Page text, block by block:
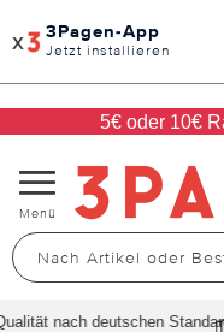
x 3Pagen-App
Jetzt installieren
5€ oder 10€
Navigation
umschalten
Menü
nach deutschen Standards